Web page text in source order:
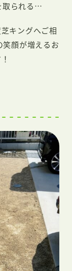
取られる…
キングへご相
顔が増えるお